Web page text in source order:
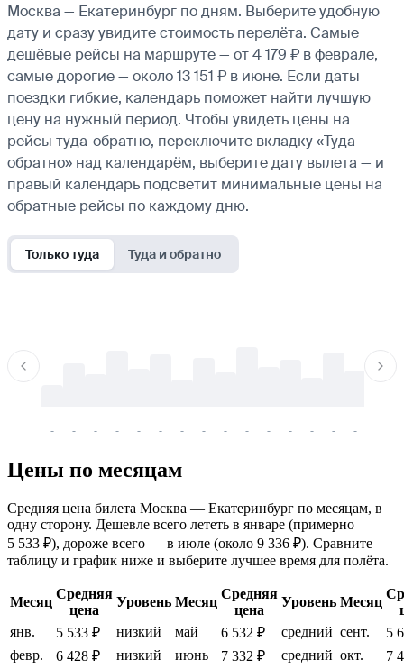
Москва — Екатеринбург по дням. Выберите удобную
дату и сразу увидите стоимость перелёта. Самые
дешёвые рейсы на маршруте — от 4 179 ₽ в феврале,
самые дорогие — около 13 151 ₽ в июне. Если даты
поездки гибкие, календарь поможет найти лучшую
цену на нужный период. Чтобы увидеть цены на
рейсы туда-обратно, переключите вкладку «Туда-
обратно» над календарём, выберите дату вылета — и
правый календарь подсветит минимальные цены на
обратные рейсы по каждому дню.
Только туда Туда и обратно
-
-
-
-
-
-
-
-
-
-
-
-
-
-
-
-
-
-
-
-
-
-
-
-
-
-
-
-
-
-
Цены по месяцам
Средняя цена билета Москва — Екатеринбург по месяцам, в
одну сторону. Дешевле всего лететь в январе (примерно
5 533 ₽), дороже всего — в июле (около 9 336 ₽). Сравните
таблицу и график ниже и выберите лучшее время для полёта.
Месяц
Средняя
цена
Уровень Месяц
Средняя
цена
Уровень Месяц
янв.
5 533 ₽ низкий май 6 532 ₽ средний сент.
5
февр.
6 428 ₽ низкий июнь 7 332 ₽ средний окт.
7